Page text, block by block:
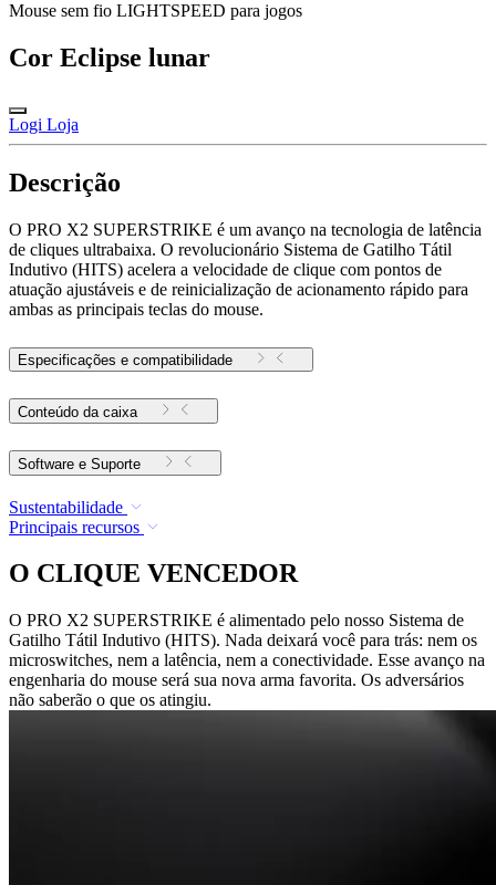
Mouse sem fio LIGHTSPEED para jogos
Cor Eclipse lunar
Logi Loja
Descrição
O PRO X2 SUPERSTRIKE é um avanço na tecnologia de latência
de cliques ultrabaixa. O revolucionário Sistema de Gatilho Tátil
Indutivo (HITS) acelera a velocidade de clique com pontos de
atuação ajustáveis e de reinicialização de acionamento rápido para
ambas as principais teclas do mouse.
Especificações e compatibilidade
Conteúdo da caixa
Software e Suporte
Sustentabilidade
Principais recursos
O CLIQUE VENCEDOR
O PRO X2 SUPERSTRIKE é alimentado pelo nosso Sistema de
Gatilho Tátil Indutivo (HITS). Nada deixará você para trás: nem os
microswitches, nem a latência, nem a conectividade. Esse avanço na
engenharia do mouse será sua nova arma favorita. Os adversários
não saberão o que os atingiu.